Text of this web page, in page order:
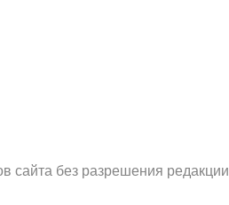
сайта без разрешения редакции